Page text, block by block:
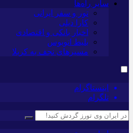
سایر راه‌ها
تور و سفر ایرانی
کارا دیلی
اخبار بانکی و اقتصادی
بلیط اتوبوس
مسیرهای نجف به کربلا
اینستاگرام
تلگرام